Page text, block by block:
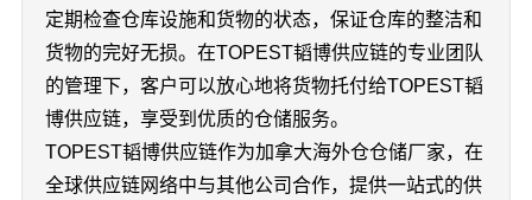
定期检查仓库设施和货物的状态，保证仓库的整洁和
货物的完好无损。在TOPEST韬博供应链的专业团队
的管理下，客户可以放心地将货物托付给TOPEST韬
博供应链，享受到优质的仓储服务。
TOPEST韬博供应链作为加拿大海外仓仓储厂家，在
全球供应链网络中与其他公司合作，提供一站式的供